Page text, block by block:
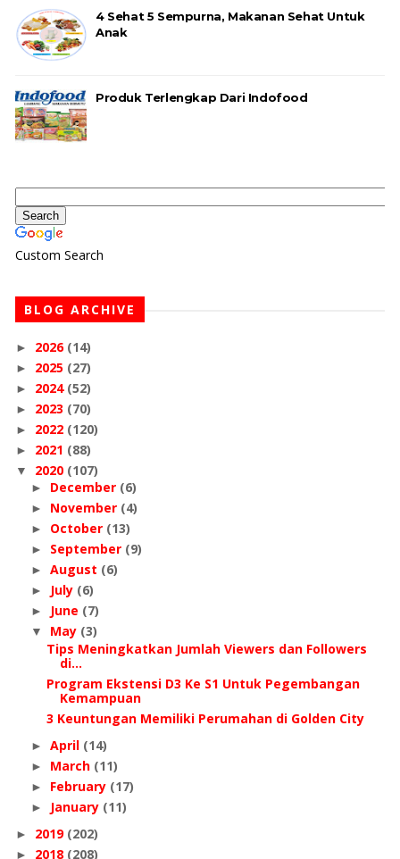
4 Sehat 5 Sempurna, Makanan Sehat Untuk
Anak
Produk Terlengkap Dari Indofood
Custom Search
BLOG ARCHIVE
► 2026 (14)
► 2025 (27)
► 2024 (52)
► 2023 (70)
► 2022 (120)
► 2021 (88)
▼ 2020 (107)
► December (6)
► November (4)
► October (13)
► September (9)
► August (6)
► July (6)
► June (7)
▼ May (3)
Tips Meningkatkan Jumlah Viewers dan Followers
di...
Program Ekstensi D3 Ke S1 Untuk Pegembangan
Kemampuan
3 Keuntungan Memiliki Perumahan di Golden City
► April (14)
► March (11)
► February (17)
► January (11)
► 2019 (202)
► 2018 (208)